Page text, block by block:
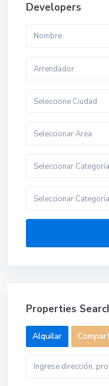
Developers
Arrendador
Seleccione Ciudad
Seleccionar Area
Seleccionar Categoría
Seleccionar
Properties
Alquilar